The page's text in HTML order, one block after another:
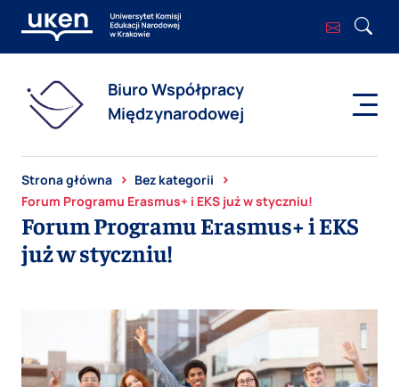
Biuro Współpracy
Międzynarodowej
Strona główna
Bez kategorii
Forum Programu Erasmus+ i EKS już w styczniu!
Forum Programu Erasmus+ i EKS
już w styczniu!